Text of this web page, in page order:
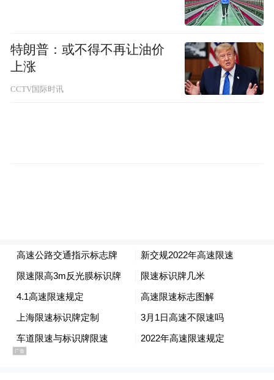
特朗普：或不得不再让油价
上涨
CCTV国际时讯